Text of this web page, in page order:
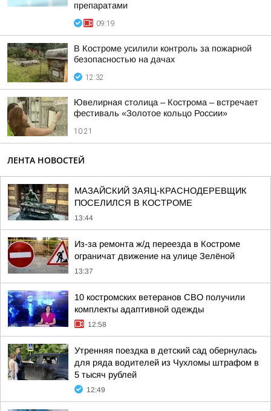
препаратами
09:19
В Костроме усилили контроль за пожарной
безопасностью на дачах
12:32
Ювелирная столица – Кострома – встречает
фестиваль «Золотое кольцо России»
10:21
ЛЕНТА НОВОСТЕЙ
МАЗАЙСКИЙ ЗАЯЦ-КРАСНОДЕРЕВЩИК
ПОСЕЛИЛСЯ В КОСТРОМЕ
13:44
Из-за ремонта ж/д переезда в Костроме
ограничат движение на улице Зелёной
13:37
10 костромских ветеранов СВО получили
комплекты адаптивной одежды
12:58
Утренняя поездка в детский сад обернулась
для ряда водителей из Чухломы штрафом в
5 тысяч рублей
12:49